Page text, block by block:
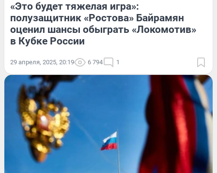
«Это будет тяжелая игра»:
полузащитник «Ростова» Байрамян
оценил шансы обыграть «Локомотив»
в Кубке России
29 апреля, 2025, 20:19 6 794 1